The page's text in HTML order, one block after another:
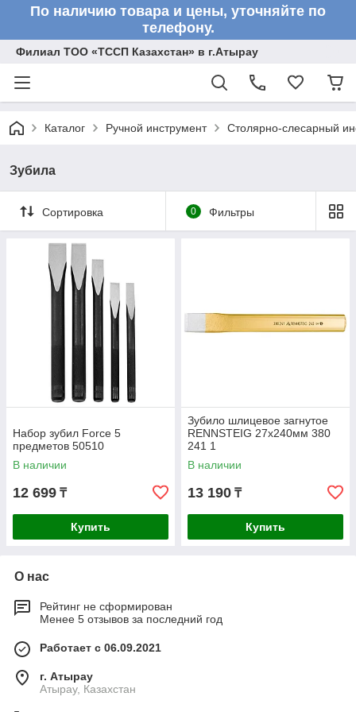
По наличию товара и цены, уточняйте по
телефону.
Филиал ТОО «ТССП Казахстан» в г.Атырау
Каталог Ручной инструмент Столярно-слесарный
Зубила
Сортировка 0 Фильтры
Набор зубил Force 5
предметов 50510
В наличии
12 699 ₸
Купить
Зубило шлицевое загнутое
RENNSTEIG 27х240мм 380
241 1
В наличии
13 190 ₸
Купить
О нас
Рейтинг не сформирован
Менее 5 отзывов за последний год
Работает с 06.09.2021
г. Атырау
Атырау, Казахстан